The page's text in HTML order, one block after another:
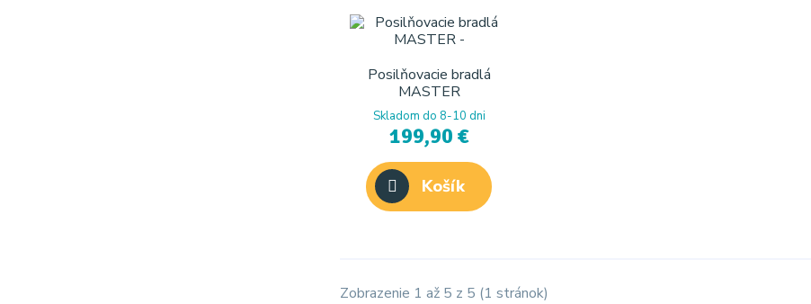
Posilňovacie bradlá
MASTER
Skladom do 8-10 dni
199,90 €
Košík
Zobrazenie 1 až 5 z 5 (1 stránok)